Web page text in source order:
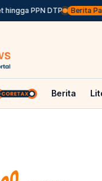
PPN DTP Berita
Berita